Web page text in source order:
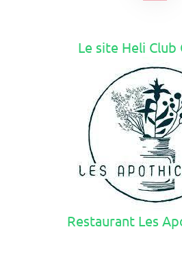
Le site Heli
Restaurant Les